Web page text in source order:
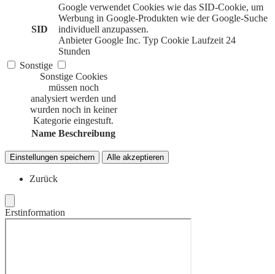
SID
Google verwendet Cookies wie das SID-Cookie, um
Werbung in Google-Produkten wie der Google-Suche
individuell anzupassen.
Anbieter Google Inc. Typ Cookie Laufzeit 24
Stunden
Sonstige
Sonstige Cookies
müssen noch
analysiert werden und
wurden noch in keiner
Kategorie eingestuft.
Name Beschreibung
Einstellungen speichern Alle akzeptieren
Zurück
Erstinformation